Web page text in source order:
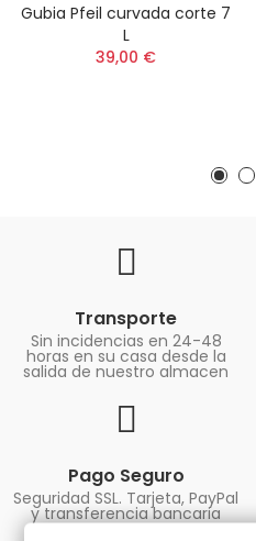
Gubia Pfeil curvada corte 7
L
39,00 €
Transporte
Sin incidencias en 24-48
horas en su casa desde la
salida de nuestro almacen
Pago Seguro
Seguridad SSL. Tarjeta, PayPal
y transferencia bancaria